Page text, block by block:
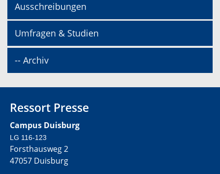
Ausschreibungen
Umfragen & Studien
-- Archiv
Ressort Presse
Campus Duisburg
LG 116-123
Forsthausweg 2
47057 Duisburg